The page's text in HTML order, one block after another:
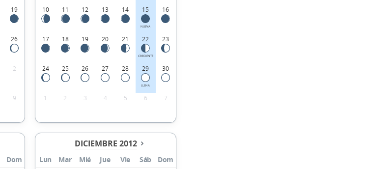
19
26
2
9
10 11 12 13 14 15
NUEVA
16
17 18 19 20 21 22
CRECIENTE
23
24 25 26 27 28 29
LLENA
30
1 2 3 4 5 6 7
Dom
DICIEMBRE 2012
Lun Mar Mié Jue Vie Sáb Dom